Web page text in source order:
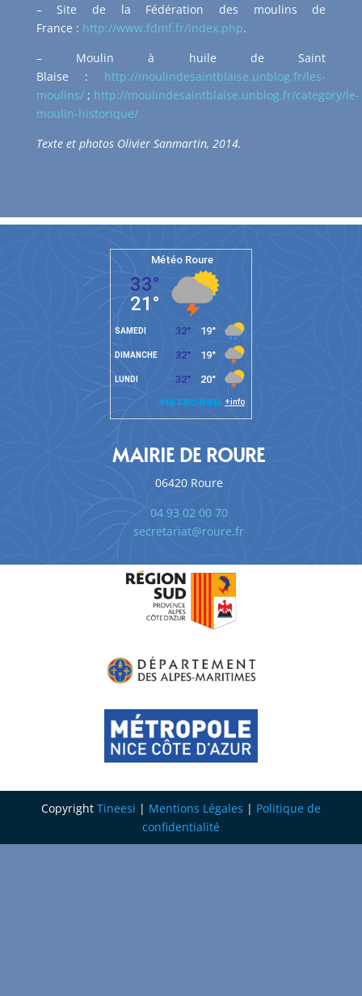
– Site de la Fédération des moulins de
France : http://www.fdmf.fr/index.php.
– Moulin à huile de Saint
Blaise : http://moulindesaintblaise.unblog.fr/les-
moulins/; http://moulindesaintblaise.unblog.fr/category/le-
moulin-historique/
Texte et photos Olivier Sanmartin, 2014.
MAIRIE DE ROURE
06420 Roure
04 93 02 00 70
secretariat@roure.fr
Copyright Tineesi | Mentions Légales | Politique de
confidentialité